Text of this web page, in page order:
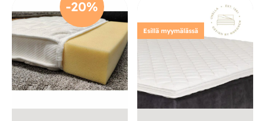
-20%
Esillä myymälässä